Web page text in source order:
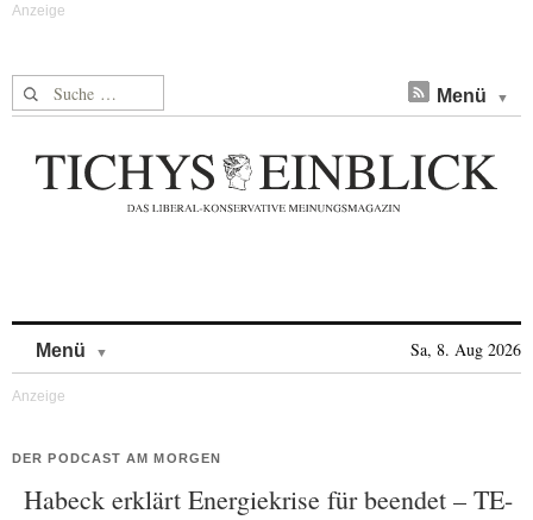
Suche nach: Menü
Menü Sa, 8. Aug 2026
DER PODCAST AM MORGEN
Habeck erklärt Energiekrise für beendet – TE-